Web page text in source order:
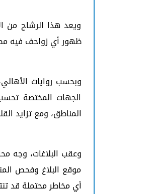
ويعد هذا الرشاح من
ظهور أي زواحف فيه
وبحسب روايات
الجهات المختصة
المناطق، ومع تزايد
وعقب البلاغات، وجه
موقع البلاغ وفحص
أي مخاطر محتملة قد